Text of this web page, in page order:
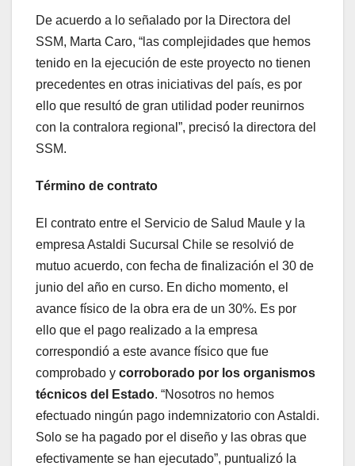
De acuerdo a lo señalado por la Directora del
SSM, Marta Caro, “las complejidades que hemos
tenido en la ejecución de este proyecto no tienen
precedentes en otras iniciativas del país, es por
ello que resultó de gran utilidad poder reunirnos
con la contralora regional”, precisó la directora del
SSM.
Término de contrato
El contrato entre el Servicio de Salud Maule y la
empresa Astaldi Sucursal Chile se resolvió de
mutuo acuerdo, con fecha de finalización el 30 de
junio del año en curso. En dicho momento, el
avance físico de la obra era de un 30%. Es por
ello que el pago realizado a la empresa
correspondió a este avance físico que fue
comprobado y corroborado por los organismos
técnicos del Estado. “Nosotros no hemos
efectuado ningún pago indemnizatorio con Astaldi.
Solo se ha pagado por el diseño y las obras que
efectivamente se han ejecutado”, puntualizó la